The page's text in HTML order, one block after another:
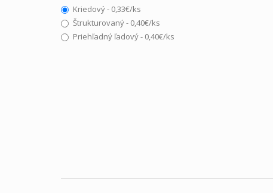
Kriedový - 0,33€/ks
Štrukturovaný - 0,40€/ks
Priehľadný ľadový - 0,40€/ks